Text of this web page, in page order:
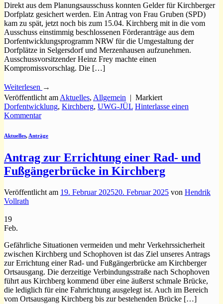
Direkt aus dem Planungsausschuss konnten Gelder für Kirchberger
Dorfplatz gesichert werden. Ein Antrag von Frau Gruben (SPD)
kam zu spät, jetzt noch bis zum 15.04. Kirchberg mit in die vom
Ausschuss einstimmig beschlossenen Förderanträge aus dem
Dorfentwicklungsprogramm NRW für die Umgestaltung der
Dorfplätze in Selgersdorf und Merzenhausen aufzunehmen.
Ausschussvorsitzender Heinz Frey machte einen
Kompromissvorschlag. Die […]
Weiterlesen →
Veröffentlicht am Aktuelles, Allgemein | Markiert
Dorfentwicklung, Kirchberg, UWG-JÜL Hinterlasse einen
Kommentar
Aktuelles, Anträge
Antrag zur Errichtung einer Rad- und
Fußgängerbrücke in Kirchberg
Veröffentlicht am 19. Februar 202520. Februar 2025 von Hendrik
Vollrath
19
Feb.
Gefährliche Situationen vermeiden und mehr Verkehrssicherheit
zwischen Kirchberg und Schophoven ist das Ziel unseres Antrags
zur Errichtung einer Rad- und Fußgängerbrücke am Kirchberger
Ortsausgang. Die derzeitige Verbindungsstraße nach Schophoven
führt aus Kirchberg kommend über eine äußerst schmale Brücke,
die lediglich für eine Fahrrichtung ausgelegt ist. Auch im Bereich
vom Ortsausgang Kirchberg bis zur bestehenden Brücke […]